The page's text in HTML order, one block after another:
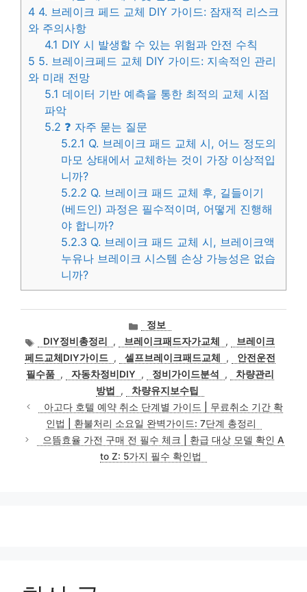
4 4. 브레이크 페드 교체 DIY 가이드: 잠재적 리스크
와 주의사항
4.1 DIY 시 발생할 수 있는 위험과 안전 수칙
5 5. 브레이크페드 교체 DIY 가이드: 지속적인 관리
와 미래 전망
5.1 데이터 기반 예측을 통한 최적의 교체 시점
파악
5.2 ❓ 자주 묻는 질문
5.2.1 Q. 브레이크 패드 교체 시, 어느 정도의
마모 상태에서 교체하는 것이 가장 이상적입
니까?
5.2.2 Q. 브레이크 패드 교체 후, 길들이기
(베드인) 과정은 필수적이며, 어떻게 진행해
야 합니까?
5.2.3 Q. 브레이크 패드 교체 시, 브레이크액
누유나 브레이크 시스템 손상 가능성은 없습
니까?
카
테
고
리
정보
태
그
DIY정비총정리 , 브레이크패드자가교체 ,
브레이크
페드교체DIY가이드 , 셀프브레이크패드교체 ,
안전운전
필수품 , 자동차정비DIY , 정비가이드분석 ,
차량관리
방법
,
차량유지보수팁
아고다 호텔 예약 취소 단계별 가이드 | 무료취소 기간 확
인법 | 환불처리 소요일 완벽가이드: 7단계 총정리
으뜸효율 가전 구매 전 필수 체크 | 환급 대상 모델 확인 A
to Z: 5가지 필수 확인법